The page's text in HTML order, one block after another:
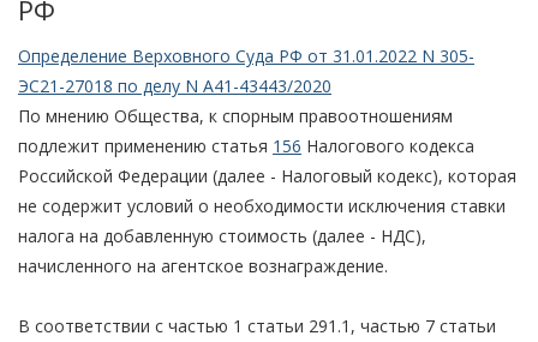
РФ
Определение Верховного Суда РФ от 31.01.2022 N 305-
ЭС21-27018 по делу N А41-43443/2020
По мнению Общества, к спорным правоотношениям
подлежит применению статья 156 Налогового кодекса
Российской Федерации (далее - Налоговый кодекс), которая
не содержит условий о необходимости исключения ставки
налога на добавленную стоимость (далее - НДС),
начисленного на агентское вознаграждение.
В соответствии с частью 1 статьи 291.1, частью 7 статьи